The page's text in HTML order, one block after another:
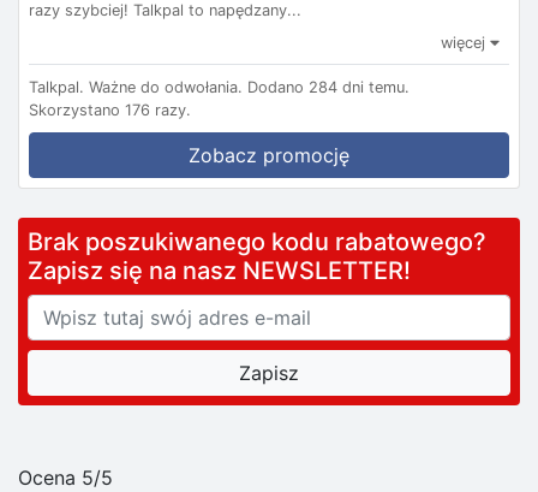
razy szybciej! Talkpal to napędzany...
więcej
Talkpal. Ważne do odwołania. Dodano 284 dni temu.
Skorzystano 176 razy.
Zobacz promocję
Brak poszukiwanego kodu rabatowego?
Zapisz się na nasz NEWSLETTER!
Ocena 5/5